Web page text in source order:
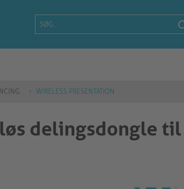
WIRELESS PRESENTATION
delingsdongle til